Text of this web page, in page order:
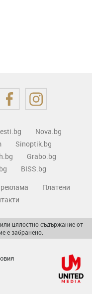
Nova.bg
Sinoptik.bg
Grabo.bg
BISS.bg
Платени
цялостно съдържание от
е забранено.